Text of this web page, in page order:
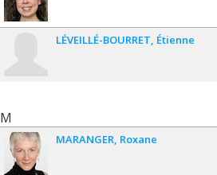
LÉVEILLÉ-BOURRET Étienne
M
MARANGER Roxane